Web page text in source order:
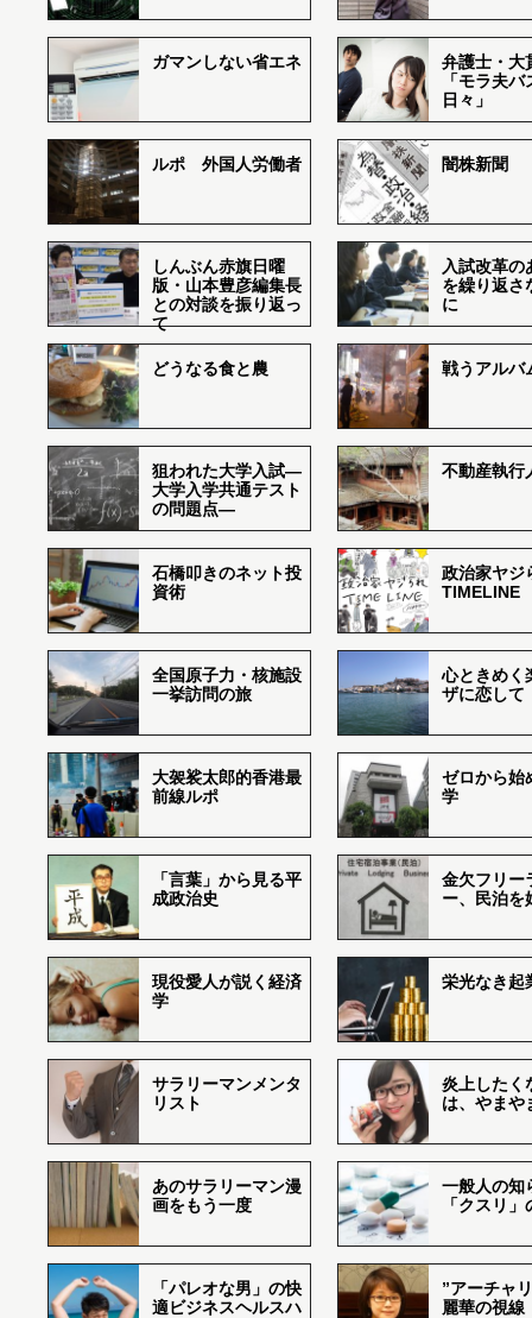
ガマンしない省エネ
弁護士・大
「モラ夫
日々」
ルポ 外国人労働者 闇株新聞
しんぶん赤旗日曜
版・山本豊彦編集長
との対談を振り返っ
て
入試改革の
を繰り返さ
に
どうなる食と農 戦うアルバ
狙われた大学入試―
大学入学共通テスト
の問題点―
不動産執行
石橋叩きのネット投
資術
政治家ヤジ
TIMELINE
全国原子力・核施設
一挙訪問の旅
心ときめく
ザに恋して
大袈裟太郎的香港最
前線ルポ
ゼロから始
学
「言葉」から見る平
成政治史
金欠フリー
ー、民泊を
現役愛人が説く経済
学
栄光なき起
サラリーマンメンタ
リスト
炎上したく
は、やまや
あのサラリーマン漫
画をもう一度
一般人の知
「クスリ
「パレオな男」の快
適ビジネスヘルスハ
”アーチャ
麗華の視線